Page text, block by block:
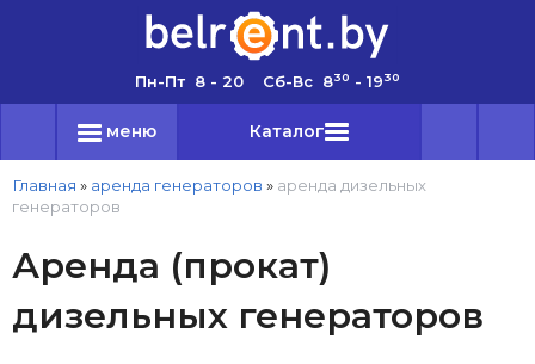
Пн-Пт 8 - 20 Сб-Вс 830 - 1930
меню Каталог
Главная » аренда генераторов » аренда дизельных
генераторов
Аренда (прокат)
дизельных генераторов